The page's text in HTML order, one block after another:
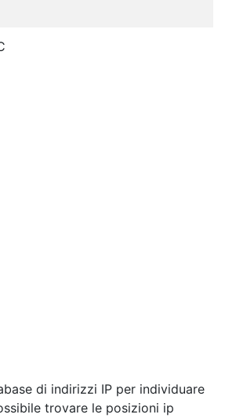
di indirizzi IP per individuare
trovare le posizioni ip